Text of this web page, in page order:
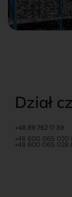
Dział
+48 89 762 17 39
+48 600 065 020
+48 600 065 028